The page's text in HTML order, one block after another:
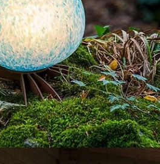
freiem Himmel